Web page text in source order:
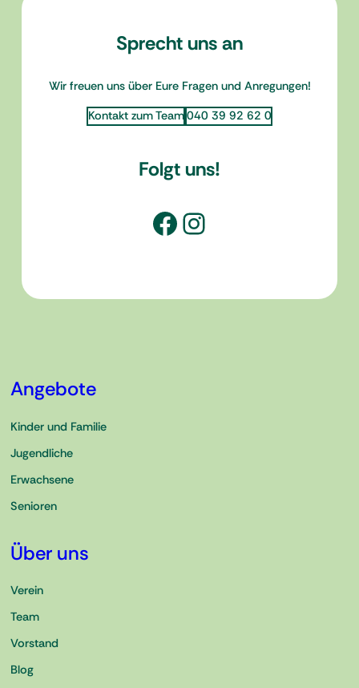
Sprecht uns an
Wir freuen uns über Eure Fragen und Anregungen!
Kontakt zum Team 040 39 92 62 0
Folgt uns!
Facebook
Instagram
Angebote
Kinder und Familie
Jugendliche
Erwachsene
Senioren
Über uns
Verein
Team
Vorstand
Blog